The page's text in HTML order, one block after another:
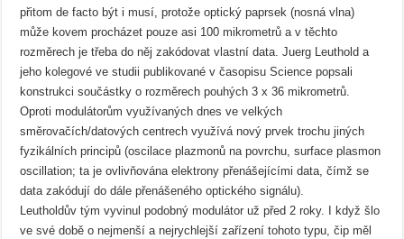
přitom de facto být i musí, protože optický paprsek (nosná vlna)
může kovem procházet pouze asi 100 mikrometrů a v těchto
rozměrech je třeba do něj zakódovat vlastní data. Juerg Leuthold a
jeho kolegové ve studii publikované v časopisu Science popsali
konstrukci součástky o rozměrech pouhých 3 x 36 mikrometrů.
Oproti modulátorům využívaných dnes ve velkých
směrovačích/datových centrech využívá nový prvek trochu jiných
fyzikálních principů (oscilace plazmonů na povrchu, surface plasmon
oscillation; ta je ovlivňována elektrony přenášejícími data, čímž se
data zakódují do dále přenášeného optického signálu).
Leutholdův tým vyvinul podobný modulátor už před 2 roky. I když šlo
ve své době o nejmenší a nejrychlejší zařízení tohoto typu, čip měl